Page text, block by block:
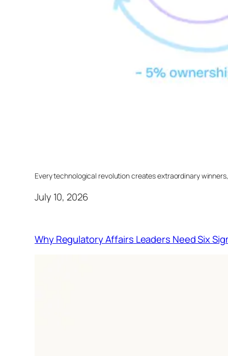
Every technological revolution creates extraordinary
July 10, 2026
Why Regulatory Affairs Leaders Need Six